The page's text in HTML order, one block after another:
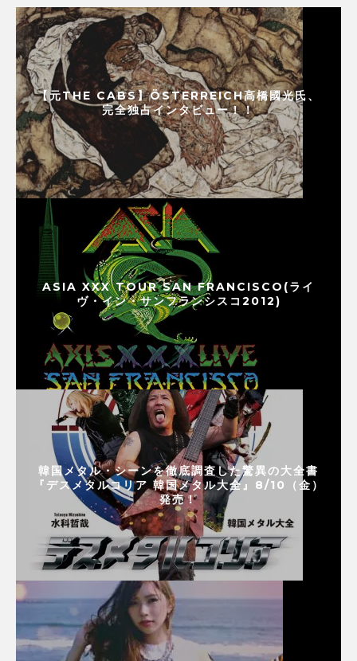
【元THE CABS】ÖSTERREICH高橋國光氏、
完全独占インタビュー！！
ASIA XXX TOUR SAN FRANCISCO(ライ
ヴ・イン・サンフランシスコ2012)
韓国メタル・シーンを徹底調査した驚異の大全書
『デスメタルコリア 韓国メタル大全』8/10（金）
発売！